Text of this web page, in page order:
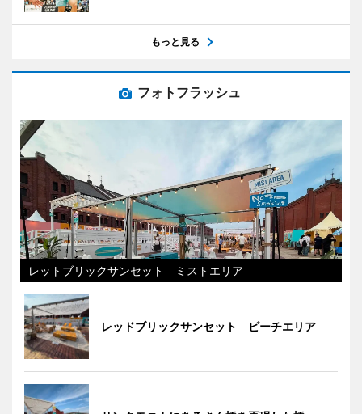
もっと見る
フォトフラッシュ
レットブリックサンセット ミストエリア
レッドブリックサンセット ビーチエリア